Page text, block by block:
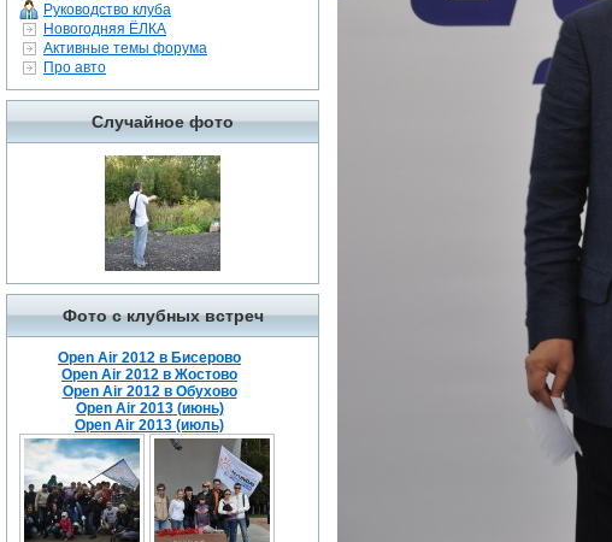
Руководство клуба
Новогодняя ЁЛКА
Активные темы форума
Про авто
Случайное фото
Фото с клубных встреч
Open Air 2012 в Бисерово
Open Air 2012 в Жостово
Open Air 2012 в Обухово
Open Air 2013 (июнь)
Open Air 2013 (июль)